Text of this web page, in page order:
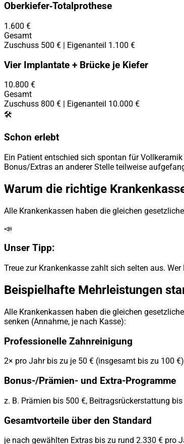
Oberkiefer‑Totalprothese
1.600 €
Gesamt
Zuschuss 500 € | Eigenanteil 1.100 €
Vier Implantate + Brücke je Kiefer
10.800 €
Gesamt
Zuschuss 800 € | Eigenanteil 10.000 €
🛠️
Schon erlebt
Ein Patient entschied sich spontan für
Bonus/Extras an anderer Stelle teilweise
Warum die richtige
Alle Krankenkassen haben die gleichen
📣
Unser Tipp:
Treue zur Krankenkasse zahlt sich selten aus.
Beispielhafte Mehrleistungen
Alle Krankenkassen haben die gleichen
senken (Annahme, je nach Kasse):
Professionelle Zahnreinigung
2× pro Jahr bis zu je 50 € (insgesamt bis zu 100 €)
Bonus-/Prämien- und Extra-Programme
z. B. Prämien bis 500 €, Beitragsrückerstattung
Gesamtvorteile über den Standard
je nach gewählten Extras bis zu rund 2.330 € pro